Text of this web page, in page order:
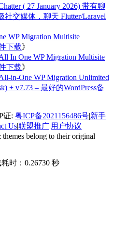
( 27 January 2026) 带有聊
交媒体，聊天 Flutter/Laravel
WP Migration Multisite
下载》
In One WP Migration Multisite
下载》
in-One WP Migration Unlimited
+ v7.73 – 最好的WordPress备
证: 粤ICP备2021156486号|新手
Us|联盟推广|用户协议
belong to their original
时：0.26730 秒